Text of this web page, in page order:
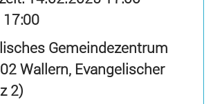
Gemeindezentrum
Wallern, Evangelischer
2)